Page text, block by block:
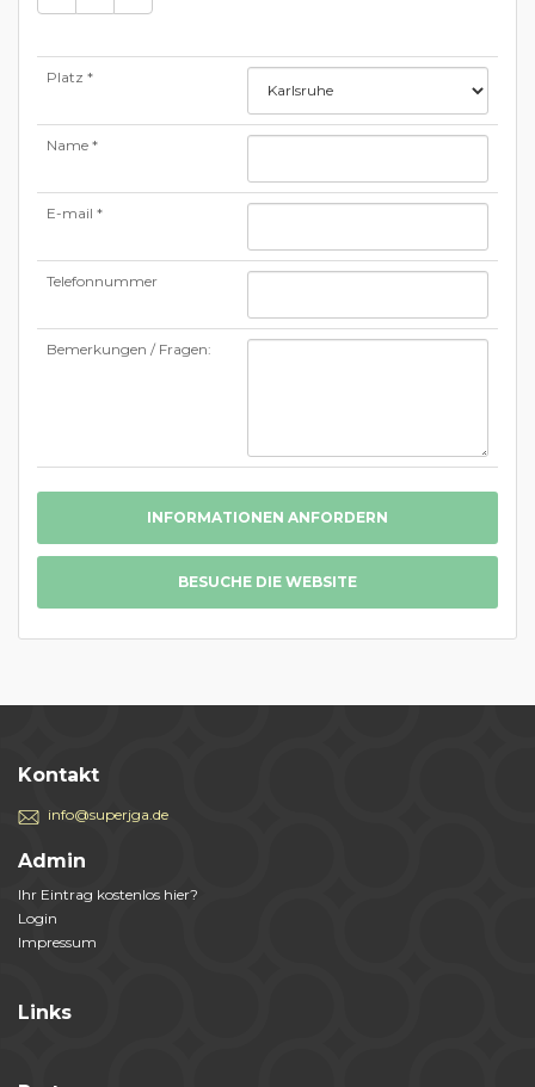
Platz *
Name *
E-mail *
Telefonnummer
Bemerkungen / Fragen:
INFORMATIONEN ANFORDERN
BESUCHE DIE WEBSITE
Kontakt
info@superjga.de
Admin
Ihr Eintrag kostenlos hier?
Login
Impressum
Links